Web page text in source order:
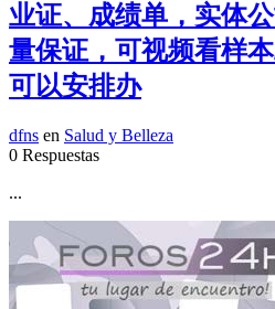
业证、成绩单，实体
量保证，可视频看样
可以安排办
dfns en Salud y Belleza
0 Respuestas
...